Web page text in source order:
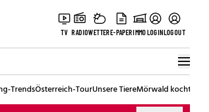
TV RADIOWETTERE-PAPERIMMOLOGINLOGOUT
TrendsÖsterreich-TourUnsere TiereMörwald kocht